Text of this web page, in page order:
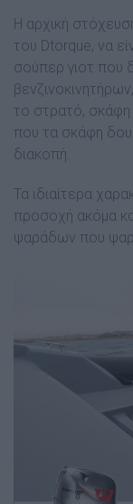
Η αρχική
του Dtorque, να
σούπερ γιοτ που
το στρατό, σκάφη
που τα σκάφη
διακοπή.
Τα ιδιαίτερα
προσοχή ακόµα
ψαράδων που